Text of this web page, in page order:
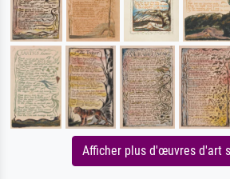
Afficher plus d'œuvres d'art